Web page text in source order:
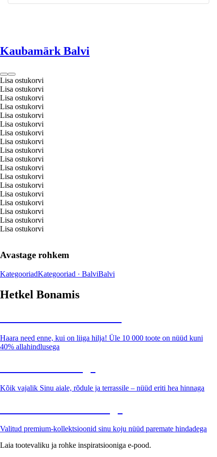
Kaubamärk Balvi
Lisa ostukorvi
Lisa ostukorvi
Lisa ostukorvi
Lisa ostukorvi
Lisa ostukorvi
Lisa ostukorvi
Lisa ostukorvi
Lisa ostukorvi
Lisa ostukorvi
Lisa ostukorvi
Lisa ostukorvi
Lisa ostukorvi
Lisa ostukorvi
Lisa ostukorvi
Lisa ostukorvi
Lisa ostukorvi
Lisa ostukorvi
Lisa ostukorvi
Avastage rohkem
KategooriadKategooriad · BalviBalvi
Hetkel Bonamis
Haara need enne, kui on liiga hilja! Üle 10 000 toote on nüüd kuni
40% allahindlusega
Kõik vajalik Sinu aiale, rõdule ja terrassile – nüüd eriti hea hinnaga
Valitud premium-kollektsioonid sinu koju nüüd paremate hindadega
Laia tootevaliku ja rohke inspiratsiooniga e-pood.